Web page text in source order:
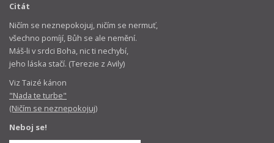
Citát
Ničím se neznepokojuj, ničím se nermuť,
všechno pomíjí, Bůh se ale nemění.
Máš-li v srdci Boha, nic ti nechybí,
jeho láska stačí. (Terezie z Avily)
Viz Taizé kánon
"Nada te turbe"
(Ničím se neznepokojuj)
Neboj se!